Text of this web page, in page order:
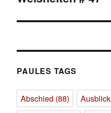
PAULES TAGS
Abschied (88) Ausblick